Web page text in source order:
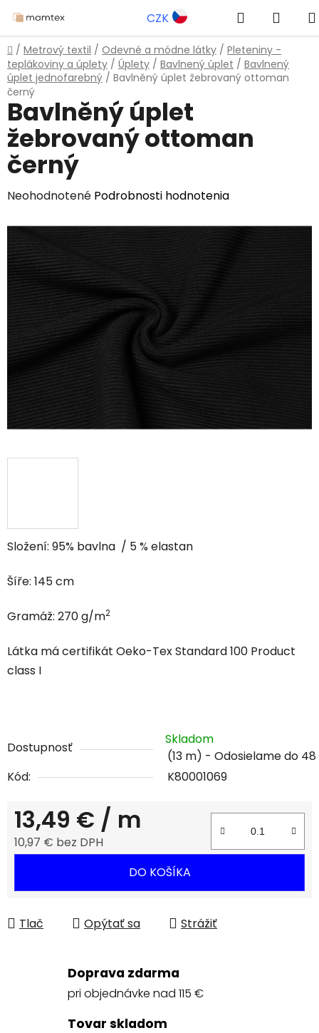
na
obsah
CZK Hľadať
Domov
/ Metrový textil / Odevné a módne látky / Pleteniny -
teplákoviny a úplety / Úplety / Bavlnený úplet / Bavlnený
úplet jednofarebný / Bavlněný úplet žebrovaný ottoman
černý
Složení: 95% bavlna / 5 % elastan
Šíře: 145 cm
Gramáž: 270 g/m2
Látka má certifikát Oeko-Tex Standard 100 Product
class I
Dostupnosť
Skladom
(13 m)
Kód:
K80001069
13,49 € / m
10,97 € bez DPH
DO KOŠÍKA
Tlač Opýtať sa Strážiť
Bavlněný úplet
žebrovaný ottoman
černý
Priemerné
produktu
je
0,0
hviezdičiek.
Neohodnotené Podrobnosti hodnotenia
Doprava zdarma
pri objednávke nad 115 €
Tovar skladom